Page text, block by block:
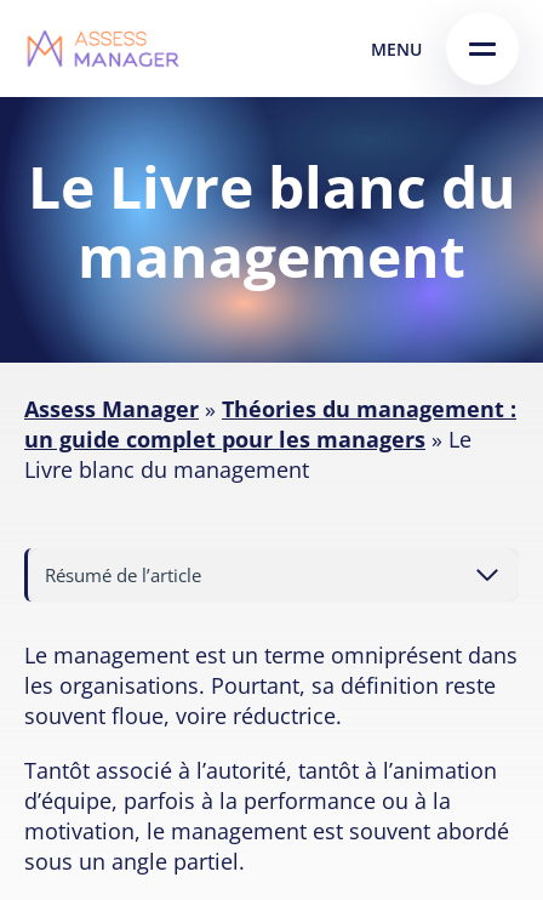
Skip
to
Skip to
content
MENU
Le Livre blanc du
management
Assess Manager » Théories du management :
un guide complet pour les managers » Le
Livre blanc du management
Résumé de l’article
Le management est un terme omniprésent dans
les organisations. Pourtant, sa définition reste
souvent floue, voire réductrice.
Tantôt associé à l’autorité, tantôt à l’animation
d’équipe, parfois à la performance ou à la
motivation, le management est souvent abordé
sous un angle partiel.